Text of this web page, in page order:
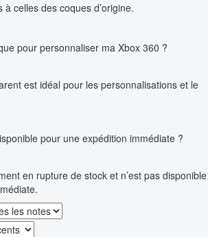
celles des coques d’origine.
pour personnaliser ma Xbox 360 ?
est idéal pour les personnalisations et le
pour une expédition immédiate ?
en rupture de stock et n’est pas disponible